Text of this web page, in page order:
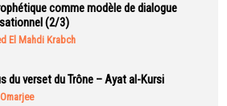
comme modèle de dialogue
(2/3)
El Mahdi Krabch
du verset du Trône – Ayat al-Kursi